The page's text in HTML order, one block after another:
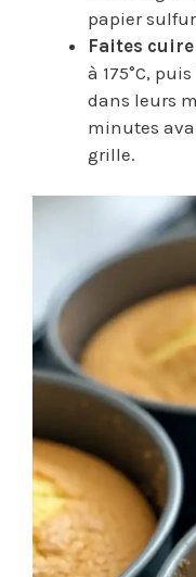
papier
Faites cuire
à 175°C,
dans leurs
minutes
grille.